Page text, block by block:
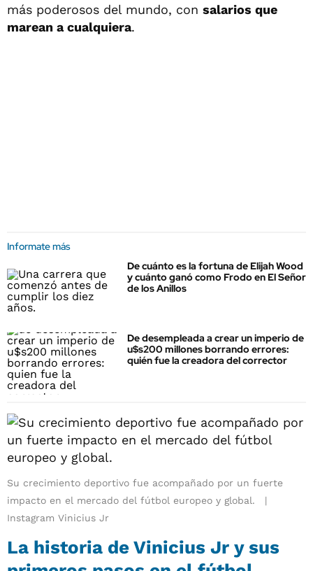
más poderosos del mundo, con salarios que
marean a cualquiera.
Informate más
De cuánto es la fortuna de Elijah Wood
y cuánto ganó como Frodo en El Señor
de los Anillos
De desempleada a crear un imperio de
u$s200 millones borrando errores:
quién fue la creadora del corrector
Su crecimiento deportivo fue acompañado por un fuerte
impacto en el mercado del fútbol europeo y global.
Instagram Vinicius Jr
La historia de Vinicius Jr y sus